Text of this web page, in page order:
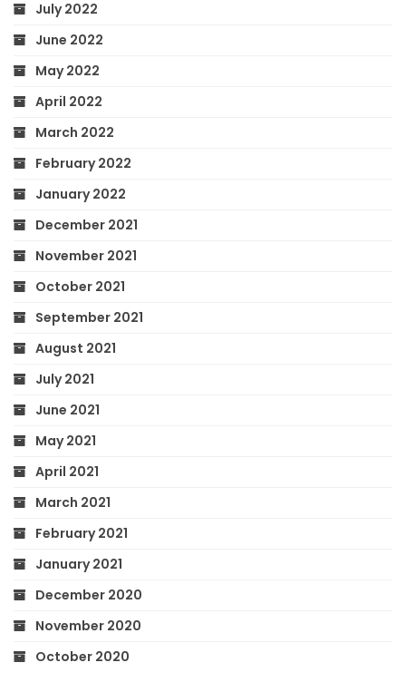
July 2022
June 2022
May 2022
April 2022
March 2022
February 2022
January 2022
December 2021
November 2021
October 2021
September 2021
August 2021
July 2021
June 2021
May 2021
April 2021
March 2021
February 2021
January 2021
December 2020
November 2020
October 2020